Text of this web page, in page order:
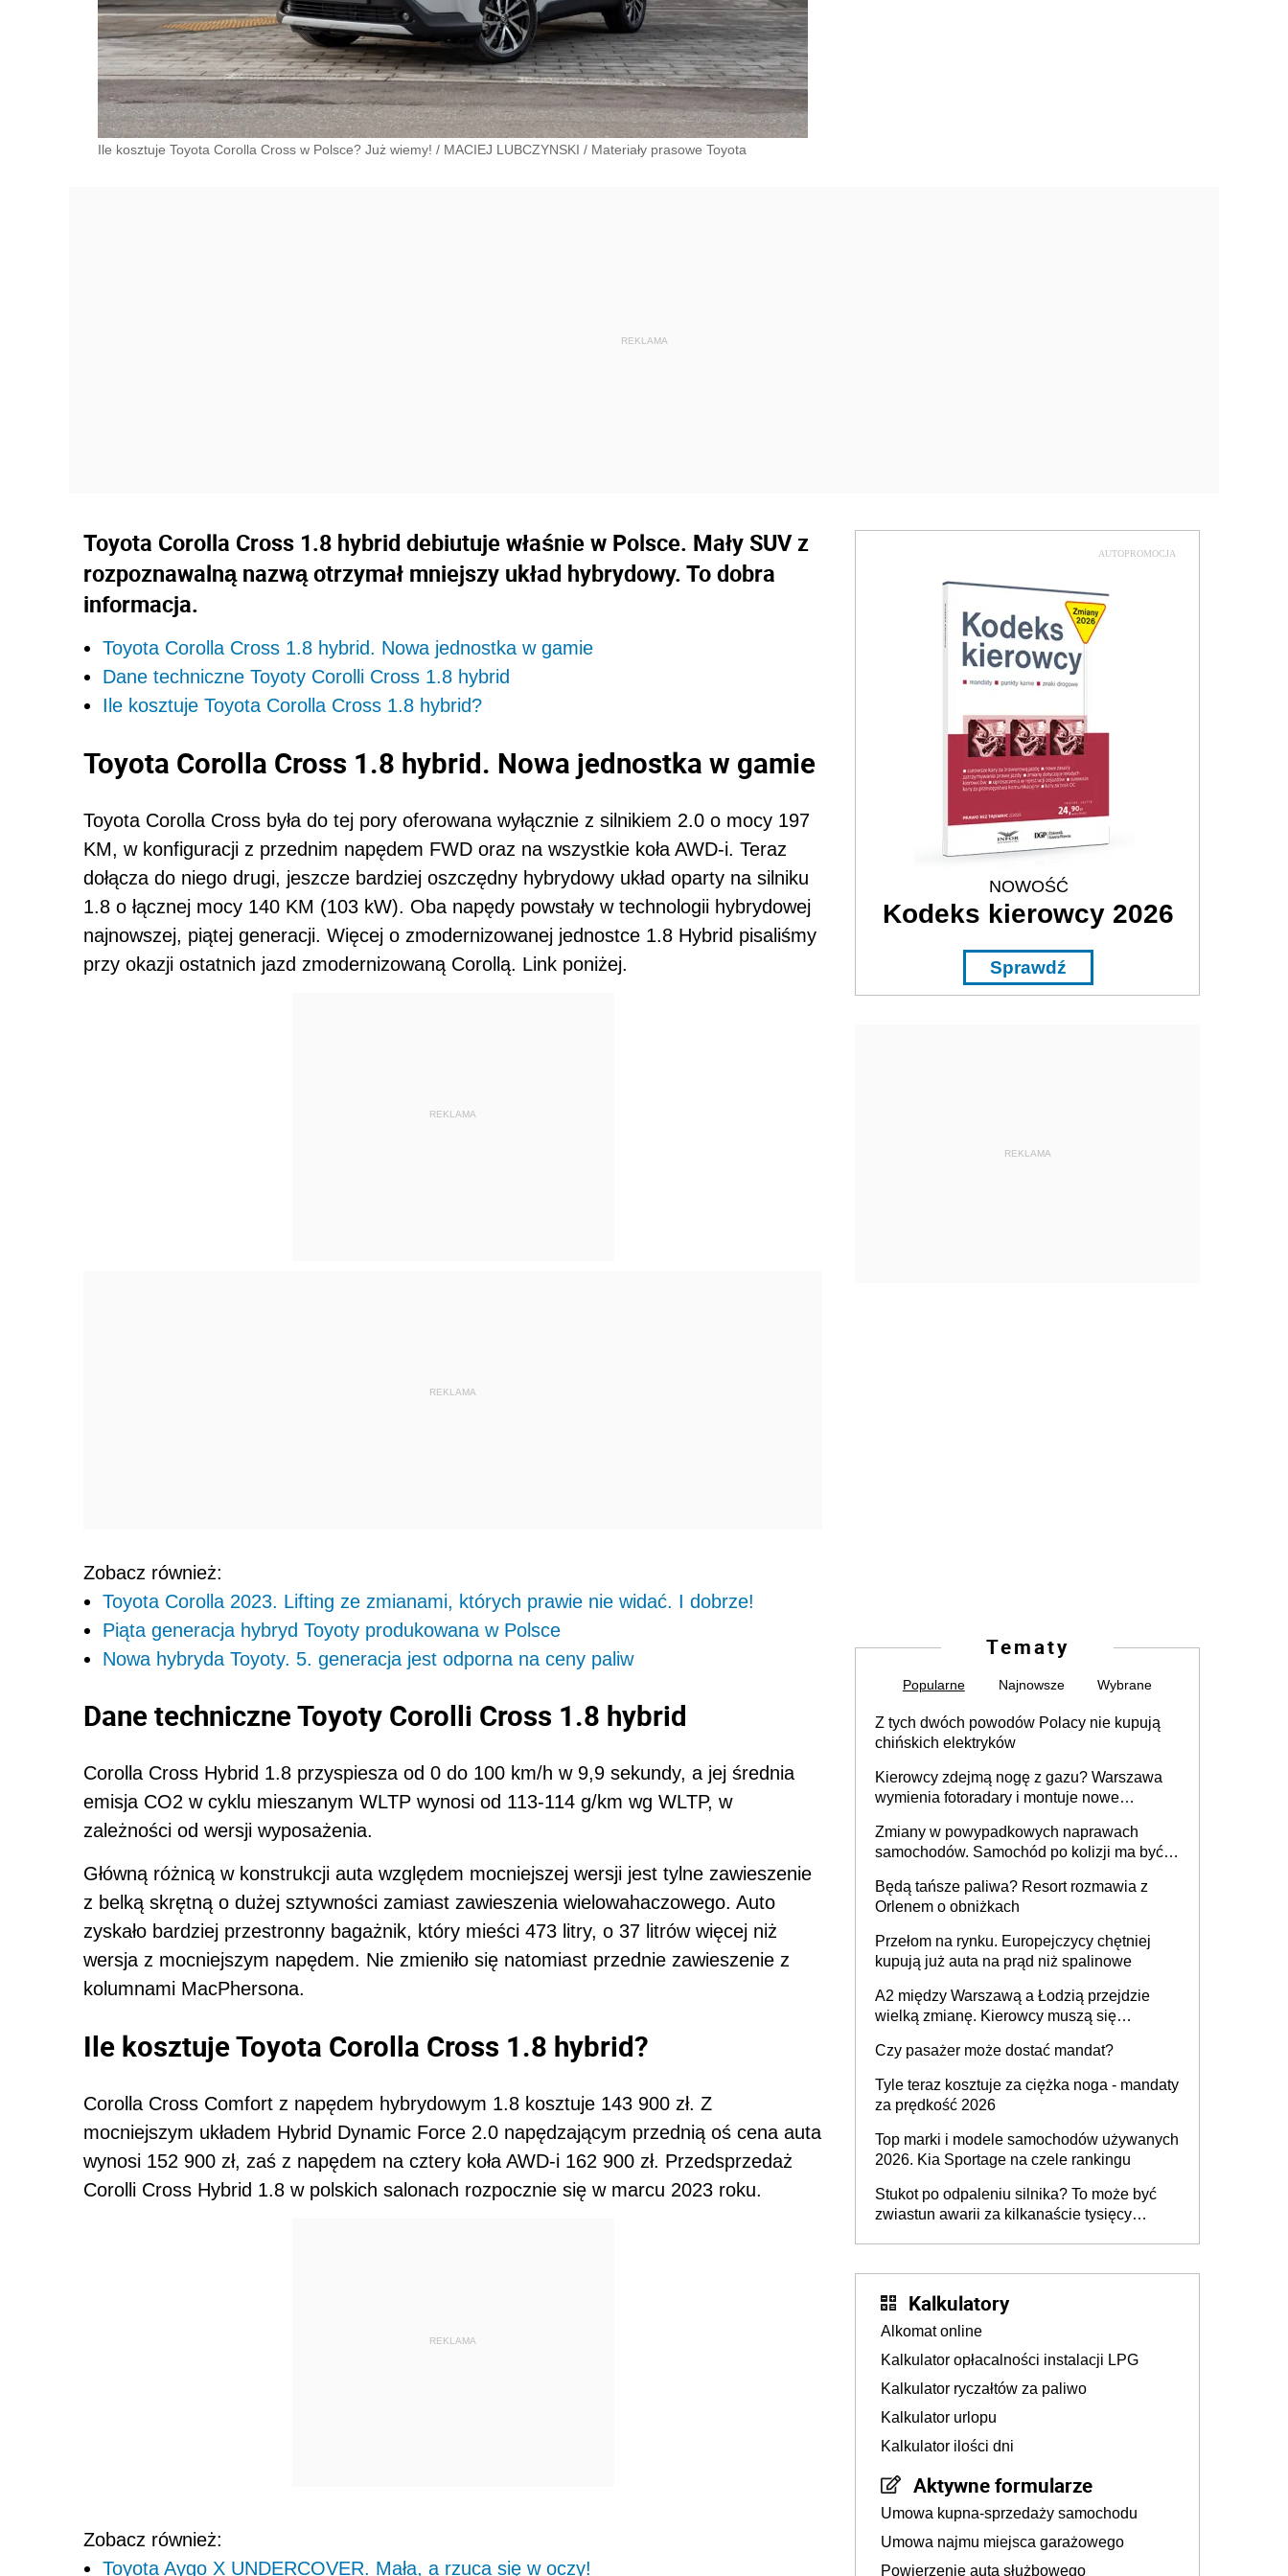
Ile kosztuje Toyota Corolla Cross w Polsce? Już wiemy! / MACIEJ LUBCZYNSKI / Materiały prasowe Toyota
Toyota Corolla Cross 1.8 hybrid debiutuje właśnie w Polsce. Mały SUV z
rozpoznawalną nazwą otrzymał mniejszy układ hybrydowy. To dobra
informacja.
Toyota Corolla Cross 1.8 hybrid. Nowa jednostka w gamie
Dane techniczne Toyoty Corolli Cross 1.8 hybrid
Ile kosztuje Toyota Corolla Cross 1.8 hybrid?
Toyota Corolla Cross 1.8 hybrid. Nowa jednostka w gamie
Toyota Corolla Cross była do tej pory oferowana wyłącznie z silnikiem 2.0 o mocy 197
KM, w konfiguracji z przednim napędem FWD oraz na wszystkie koła AWD-i. Teraz
dołącza do niego drugi, jeszcze bardziej oszczędny hybrydowy układ oparty na silniku
1.8 o łącznej mocy 140 KM (103 kW). Oba napędy powstały w technologii hybrydowej
najnowszej, piątej generacji. Więcej o zmodernizowanej jednostce 1.8 Hybrid pisaliśmy
przy okazji ostatnich jazd zmodernizowaną Corollą. Link poniżej.
REKLAMA
REKLAMA
Zobacz również:
Toyota Corolla 2023. Lifting ze zmianami, których prawie nie widać. I dobrze!
Piąta generacja hybryd Toyoty produkowana w Polsce
Nowa hybryda Toyoty. 5. generacja jest odporna na ceny paliw
Dane techniczne Toyoty Corolli Cross 1.8 hybrid
Corolla Cross Hybrid 1.8 przyspiesza od 0 do 100 km/h w 9,9 sekundy, a jej średnia
emisja CO2 w cyklu mieszanym WLTP wynosi od 113-114 g/km wg WLTP, w
zależności od wersji wyposażenia.
Główną różnicą w konstrukcji auta względem mocniejszej wersji jest tylne zawieszenie
z belką skrętną o dużej sztywności zamiast zawieszenia wielowahaczowego. Auto
zyskało bardziej przestronny bagażnik, który mieści 473 litry, o 37 litrów więcej niż
wersja z mocniejszym napędem. Nie zmieniło się natomiast przednie zawieszenie z
kolumnami MacPhersona.
Ile kosztuje Toyota Corolla Cross 1.8 hybrid?
Corolla Cross Comfort z napędem hybrydowym 1.8 kosztuje 143 900 zł. Z
mocniejszym układem Hybrid Dynamic Force 2.0 napędzającym przednią oś cena auta
wynosi 152 900 zł, zaś z napędem na cztery koła AWD-i 162 900 zł. Przedsprzedaż
Corolli Cross Hybrid 1.8 w polskich salonach rozpocznie się w marcu 2023 roku.
REKLAMA
Zobacz również:
Toyota Aygo X UNDERCOVER. Mała, a rzuca się w oczy!
AUTOPROMOCJA
NOWOŚĆ
Kodeks kierowcy 2026
Sprawdź
REKLAMA
Tematy
Popularne Najnowsze Wybrane
Z tych dwóch powodów Polacy nie kupują
chińskich elektryków
Kierowcy zdejmą nogę z gazu? Warszawa
wymienia fotoradary i montuje nowe
Zmiany w powypadkowych naprawach
samochodów. Samochód po kolizji ma być
technologią producenta
Będą tańsze paliwa? Resort rozmawia z
Orlenem o obniżkach
Przełom na rynku. Europejczycy chętniej
kupują już auta na prąd niż spalinowe
A2 między Warszawą a Łodzią przejdzie
wielką zmianę. Kierowcy muszą się
Czy pasażer może dostać mandat?
Tyle teraz kosztuje za ciężka noga - mandaty
za prędkość 2026
Top marki i modele samochodów używanych
2026. Kia Sportage na czele rankingu
Stukot po odpaleniu silnika? To może być
zwiastun awarii za kilkanaście tysięcy
Kalkulatory
Alkomat online
Kalkulator opłacalności instalacji LPG
Kalkulator ryczałtów za paliwo
Kalkulator urlopu
Kalkulator ilości dni
Aktywne formularze
Umowa kupna-sprzedaży samochodu
Umowa najmu miejsca garażowego
Powierzenie auta służbowego